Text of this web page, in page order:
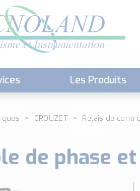
Les Produits
CROUZET Relais de
de phase